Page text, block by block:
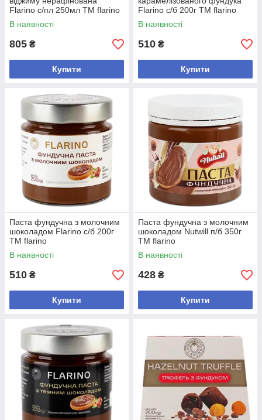
Flarino с/пл 250мл ТМ flarino
В наявності
805 ₴
Купити
Flarino с/б 200г ТМ flarino
В наявності
510 ₴
Купити
Паста фундучна з молочним
шоколадом Flarino с/б 200г
ТМ flarino
В наявності
510 ₴
Купити
Паста фундучна з молочним
шоколадом Nutwill п/б 350г
ТМ flarino
В наявності
428 ₴
Купити